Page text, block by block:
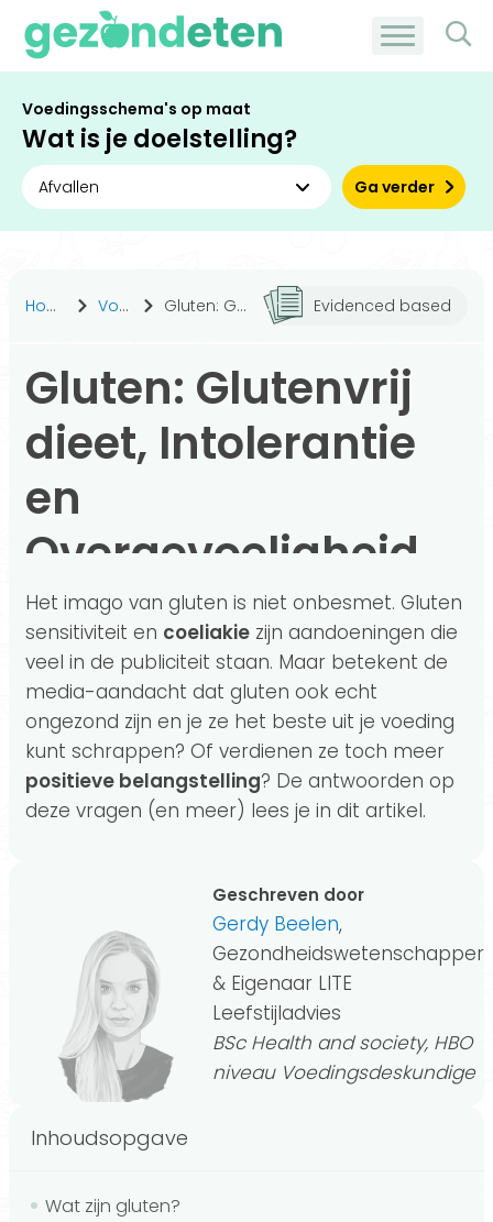
Voedingsschema's op maat
Wat is je doelstelling?
Ga verder
Home Voeding Gluten: Glutenvrij dieet, Intolerantie en Overgevoeligheid Evidenced based
Gluten: Glutenvrij
dieet, Intolerantie
en
Overgevoeligheid
Het imago van gluten is niet onbesmet. Gluten
sensitiviteit en coeliakie zijn aandoeningen die
veel in de publiciteit staan. Maar betekent de
media-aandacht dat gluten ook echt
ongezond zijn en je ze het beste uit je voeding
kunt schrappen? Of verdienen ze toch meer
positieve belangstelling? De antwoorden op
deze vragen (en meer) lees je in dit artikel.
Geschreven door
Gerdy Beelen,
Gezondheidswetenschapper
& Eigenaar LITE
Leefstijladvies
BSc Health and society, HBO
niveau Voedingsdeskundige
Inhoudsopgave
Wat zijn gluten?